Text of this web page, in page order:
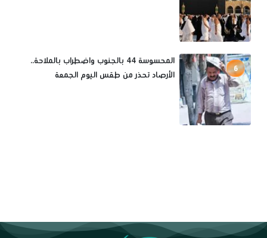
6
المحسوسة 44 بالجنوب واضطراب بالملاحة..
الأرصاد تحذر من طقس اليوم الجمعة